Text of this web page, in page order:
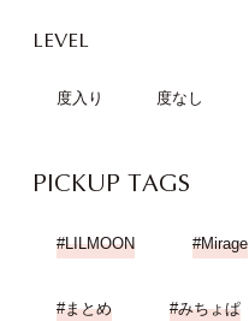
LEVEL
度入り 度なし
PICKUP TAGS
LILMOON Mirage
まとめ みちょぱ